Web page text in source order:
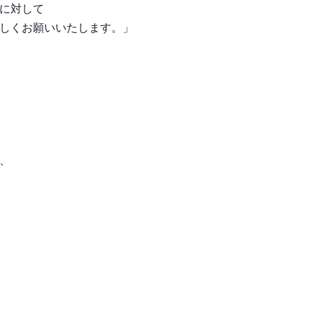
対して
くお願いいたします。」